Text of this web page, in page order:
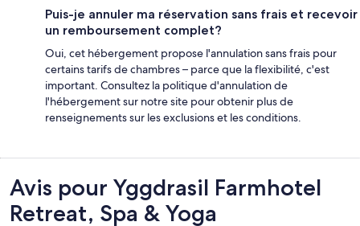
Puis-je annuler ma réservation sans frais et recevoir
un remboursement complet?
Oui, cet hébergement propose l'annulation sans frais pour
certains tarifs de chambres – parce que la flexibilité, c'est
important. Consultez la politique d'annulation de
l'hébergement sur notre site pour obtenir plus de
renseignements sur les exclusions et les conditions.
Avis
Avis pour Yggdrasil Farmhotel
Retreat, Spa & Yoga